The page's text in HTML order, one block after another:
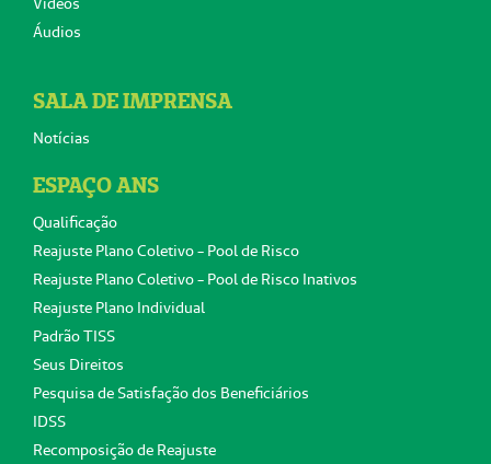
Áudios
SALA DE IMPRENSA
Notícias
ESPAÇO ANS
Qualificação
Reajuste Plano Coletivo - Pool de Risco
Reajuste Plano Coletivo - Pool de Risco Inativos
Reajuste Plano Individual
Padrão TISS
Seus Direitos
Pesquisa de Satisfação dos Beneficiários
IDSS
Recomposição de Reajuste